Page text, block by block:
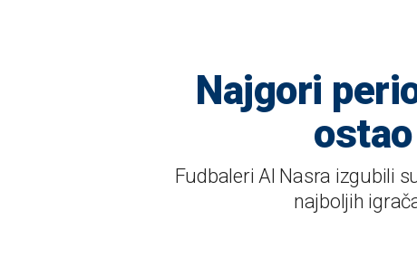
Najgori
Fudbaleri Al Nasra izgubili
najboljih